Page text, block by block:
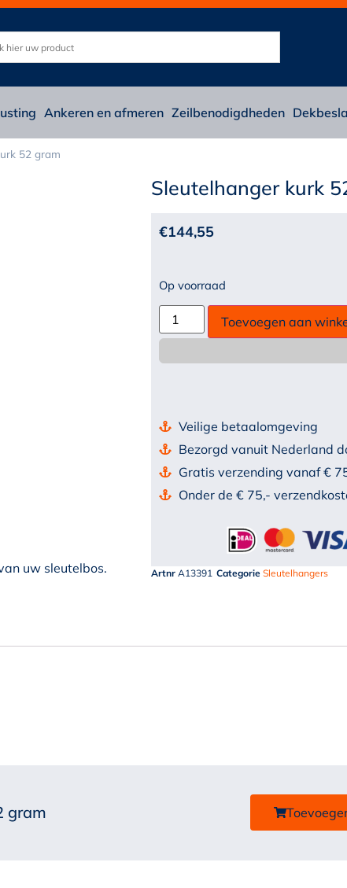
Ankeren en afmeren Zeilbenodigdheden
52 gram
uw sleutelbos.
Sleutelhanger kurk
€144,55
Op voorraad
Toevoegen aan
Veilige betaalomgeving
Bezorgd vanuit Nederland
Gratis verzending vanaf €
Onder de € 75,-
Artnr A13391 Categorie Sleutelhangers
gram